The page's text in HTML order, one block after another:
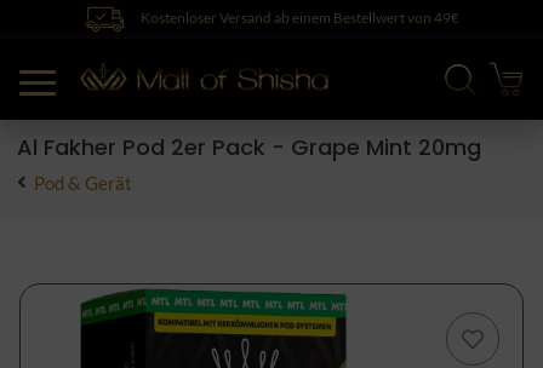
Kostenloser Versand ab einem Bestellwert von 49€
Al Fakher Pod 2er Pack - Grape Mint 20mg
Pod & Gerät